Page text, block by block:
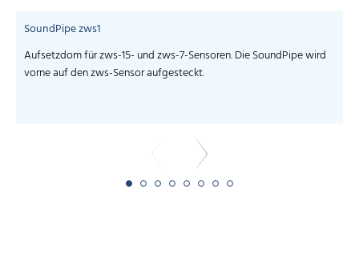
SoundPipe zws1
Aufsetzdom für zws-15- und zws-7-Sensoren. Die SoundPipe wird
vorne auf den zws-Sensor aufgesteckt.